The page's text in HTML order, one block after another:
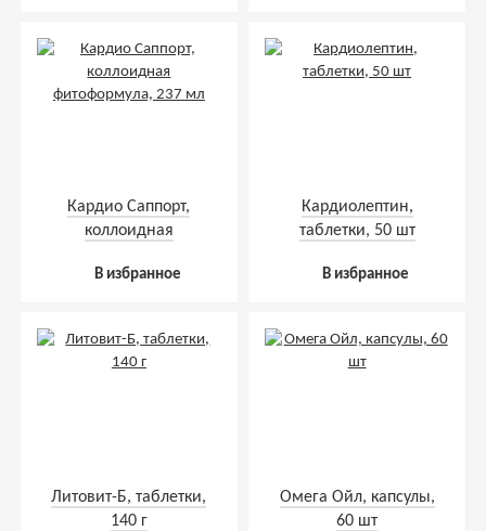
Кардио Саппорт,
коллоидная
В избранное
Кардиолептин,
таблетки, 50 шт
В избранное
Литовит-Б, таблетки,
140 г
Омега Ойл, капсулы,
60 шт